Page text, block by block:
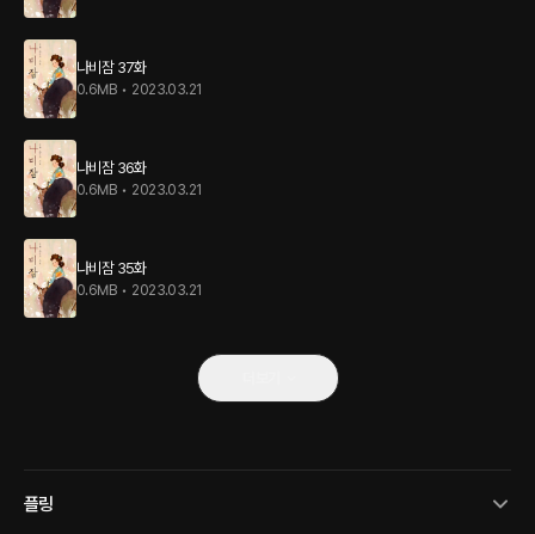
나비잠 37화
0.6MB • 2023.03.21
나비잠 36화
0.6MB • 2023.03.21
나비잠 35화
0.6MB • 2023.03.21
플링